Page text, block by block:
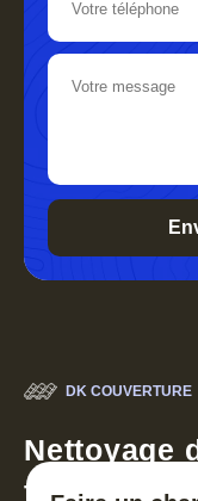
DK COUVERTURE
Nettoyage
toiture 30